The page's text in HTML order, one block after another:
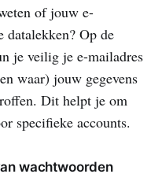
of jouw e-
datalekken? Op de
je veilig je e-mailadres
waar) jouw gegevens
Dit helpt je om
specifieke accounts.
wachtwoorden